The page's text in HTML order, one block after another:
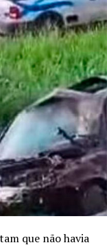
que não havia